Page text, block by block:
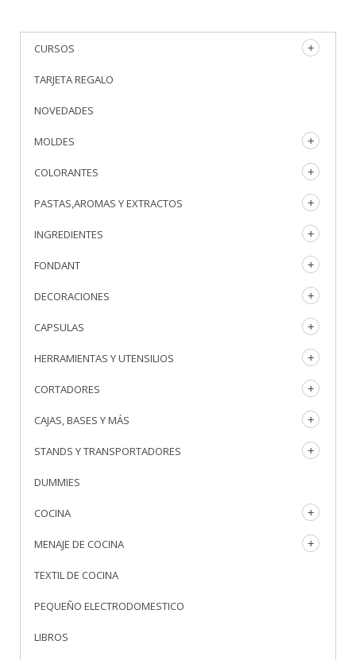
CURSOS
TARJETA REGALO
NOVEDADES
MOLDES
COLORANTES
PASTAS,AROMAS Y EXTRACTOS
INGREDIENTES
FONDANT
DECORACIONES
CAPSULAS
HERRAMIENTAS Y UTENSILIOS
CORTADORES
CAJAS, BASES Y MÁS
STANDS Y TRANSPORTADORES
DUMMIES
COCINA
MENAJE DE COCINA
TEXTIL DE COCINA
PEQUEÑO ELECTRODOMESTICO
LIBROS